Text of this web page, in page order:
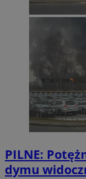
PILNE:
dymu